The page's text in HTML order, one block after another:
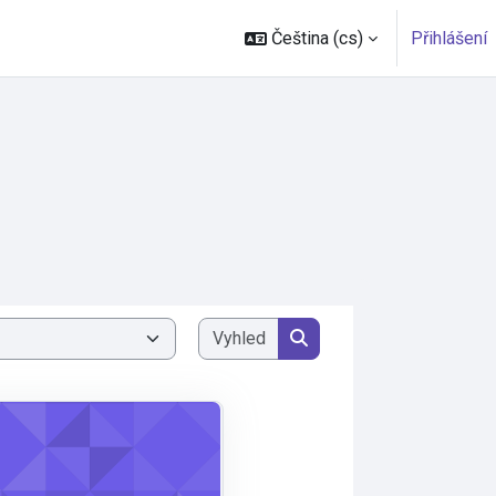
Čeština ‎(cs)‎ Přihlášení
Vyhledat kurzy
Vyhledat kurzy